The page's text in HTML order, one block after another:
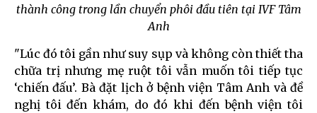
thành công trong lần chuyển phôi đầu tiên tại IVF Tâm
Anh
"Lúc đó tôi gần như suy sụp và không còn thiết tha
chữa trị nhưng mẹ ruột tôi vẫn muốn tôi tiếp tục
‘chiến đấu’. Bà đặt lịch ở bệnh viện Tâm Anh và đề
nghị tôi đến khám, do đó khi đến bệnh viện tôi